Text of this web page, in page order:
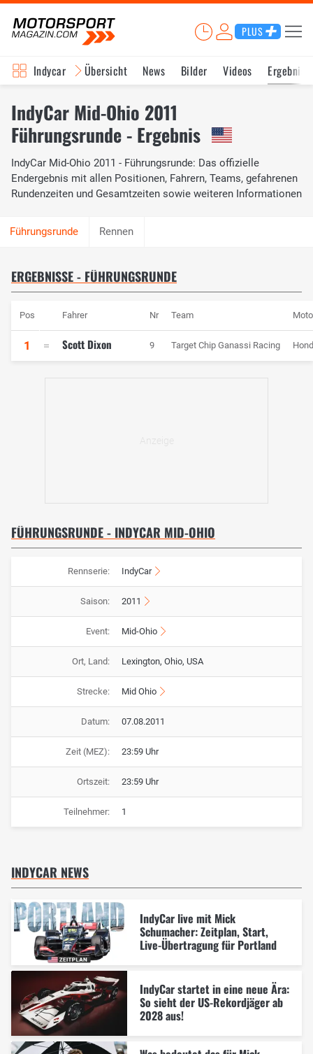
PLUS
Indycar Übersicht News Bilder Videos
IndyCar Mid-Ohio 2011
Führungsrunde - Ergebnis
IndyCar Mid-Ohio 2011 - Führungsrunde: Das offizielle
Endergebnis mit allen Positionen, Fahrern, Teams, gefahrenen
Rundenzeiten und Gesamtzeiten sowie weiteren Informationen
Rennen
ERGEBNISSE - FÜHRUNGSRUNDE
Pos Fahrer Nr Team
1 Scott Dixon 9 Target Chip Ganassi Racing
FÜHRUNGSRUNDE - INDYCAR MID-OHIO
Rennserie: IndyCar
Saison: 2011
Event: Mid-Ohio
Ort, Land: Lexington, Ohio, USA
Strecke: Mid Ohio
Datum: 07.08.2011
Zeit (MEZ): 23:59 Uhr
Ortszeit: 23:59 Uhr
Teilnehmer: 1
INDYCAR NEWS
IndyCar live mit Mick
Schumacher: Zeitplan, Start,
Live-Übertragung für Portland
IndyCar startet in eine neue Ära:
So sieht der US-Rekordjäger ab
2028 aus!